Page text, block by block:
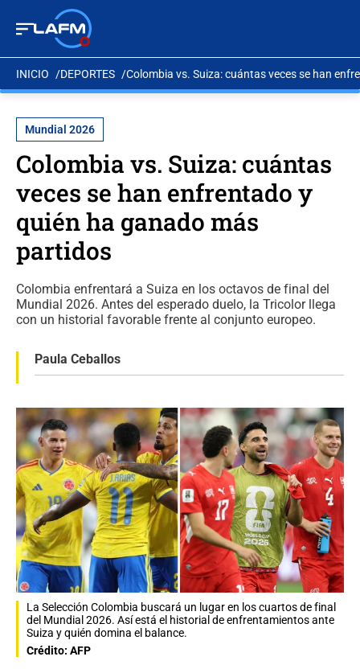
INICIO DEPORTES Colombia vs. Suiza: cuántas veces se han
Mundial 2026
Colombia vs. Suiza: cuántas
veces se han enfrentado y
quién ha ganado más
partidos
Colombia enfrentará a Suiza en los octavos de final del
Mundial 2026. Antes del esperado duelo, la Tricolor llega
con un historial favorable frente al conjunto europeo.
Paula Ceballos
La Selección Colombia buscará un lugar en los cuartos de final
del Mundial 2026. Así está el historial de enfrentamientos ante
Suiza y quién domina el balance.
Crédito: AFP